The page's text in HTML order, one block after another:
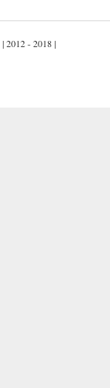
2012 - 2018 |